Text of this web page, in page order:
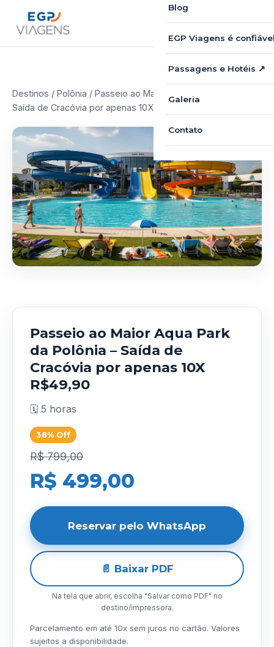
Blog
EGP Viagens é
Passagens e Hotéis ↗
Galeria
Contato
Destinos / Polônia / Passeio ao Maior Aqua Park da Polônia –
Saída de Cracóvia por apenas 10X R$49,90
Passeio ao Maior Aqua Park
da Polônia – Saída de
Cracóvia por apenas 10X
R$49,90
🗓️ 5 horas
38% Off
R$ 799,00
R$ 499,00
Reservar pelo WhatsApp
📄 Baixar PDF
Na tela que abrir, escolha "Salvar como PDF" no
destino/impressora.
Parcelamento em até 10x sem juros no cartão. Valores
sujeitos a disponibilidade.